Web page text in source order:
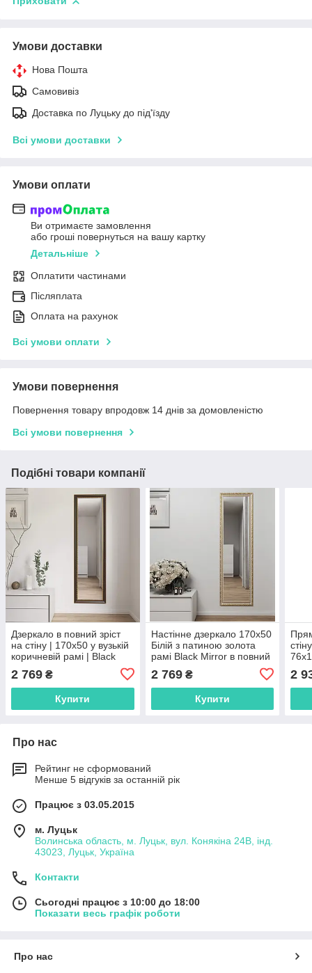
Умови доставки
Нова Пошта
Самовивіз
Доставка по Луцьку до під'їзду
Всі умови доставки
Умови оплати
Ви отримаєте замовлення
або гроші повернуться на вашу картку
Детальніше
Оплатити частинами
Післяплата
Оплата на рахунок
Всі умови оплати
Умови повернення
Повернення товару впродовж 14 днів за домовленістю
Всі умови повернення
Подібні товари компанії
Дзеркало в повний зріст
на стіну | 170х50 у вузькій
коричневій рамі | Black
Mirror для дому | магазину
| офісу | салону
2 769 ₴
Купити
Настінне дзеркало 170х50
Білій з патиною золота
рамі Black Mirror в повний
магазину
2 769₴
Купити
|2
Про нас
Рейтинг не сформований
Менше 5 відгуків за останній рік
Працює з 03.05.2015
м. Луцьк
Волинська область, м. Луцьк, вул. Конякіна 24В, інд.
43023, Луцьк, Україна
Контакти
Сьогодні працює з 10:00 до 18:00
Показати весь графік роботи
Про нас